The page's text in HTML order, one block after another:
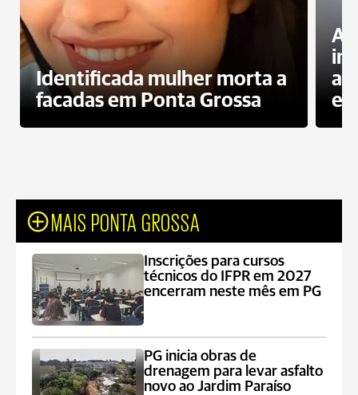
Identificada mulher morta a
facadas em Ponta Grossa
MAIS PONTA GROSSA
Inscrições para cursos
técnicos do IFPR em 2027
encerram neste mês em PG
PG inicia obras de
drenagem para levar asfalto
novo ao Jardim Paraíso